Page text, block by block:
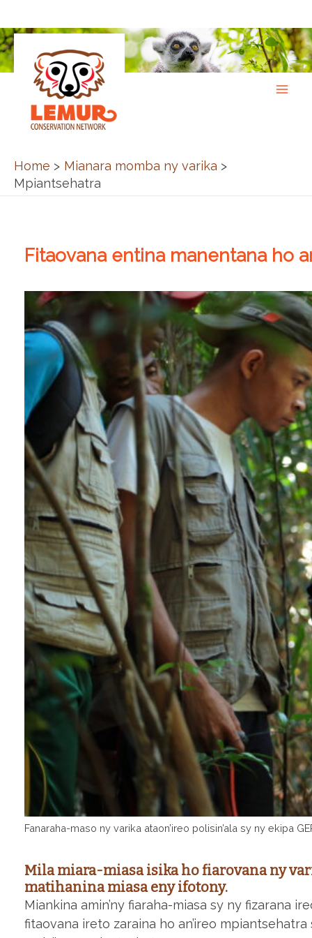
to
content
Home
Mianara momba ny varika
Mpiantsehatra
Fitaovana entina manentana ho
Fanaraha-maso ny varika ataon’ireo polisin’ala sy ny ekipa
Mila miara-miasa isika ho fiarovana ny
matihanina miasa eny ifotony.
Miankina amin’ny fiaraha-miasa sy ny fizarana
fitaovana ireto zaraina ho an’ireo